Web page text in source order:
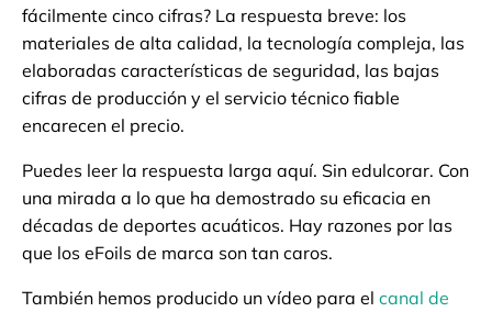
fácilmente cinco cifras? La respuesta breve: los
materiales de alta calidad, la tecnología compleja, las
elaboradas características de seguridad, las bajas
cifras de producción y el servicio técnico fiable
encarecen el precio.
Puedes leer la respuesta larga aquí. Sin edulcorar. Con
una mirada a lo que ha demostrado su eficacia en
décadas de deportes acuáticos. Hay razones por las
que los eFoils de marca son tan caros.
También hemos producido un vídeo para el canal de